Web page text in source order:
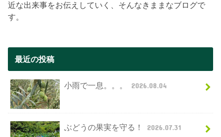
近な出来事をお伝えしていく、そんなきままなブログで
す。
最近の投稿
小雨で一息。。。 2026.08.04
ぶどうの果実を守る！ 2026.07.31